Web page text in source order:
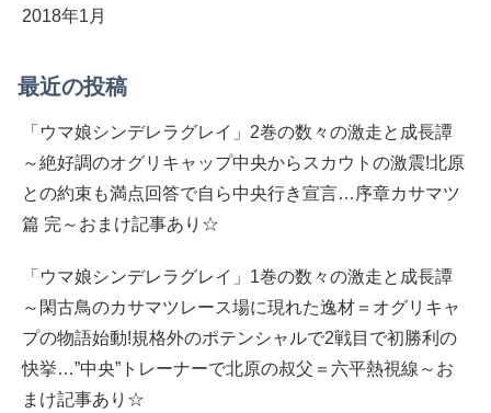
2018年1月
最近の投稿
「ウマ娘シンデレラグレイ」2巻の数々の激走と成長譚
～絶好調のオグリキャップ中央からスカウトの激震!北原
との約束も満点回答で自ら中央行き宣言…序章カサマツ
篇 完～おまけ記事あり☆
「ウマ娘シンデレラグレイ」1巻の数々の激走と成長譚
～閑古鳥のカサマツレース場に現れた逸材＝オグリキャ
プの物語始動!規格外のポテンシャルで2戦目で初勝利の
快挙…”中央”トレーナーで北原の叔父＝六平熱視線～お
まけ記事あり☆